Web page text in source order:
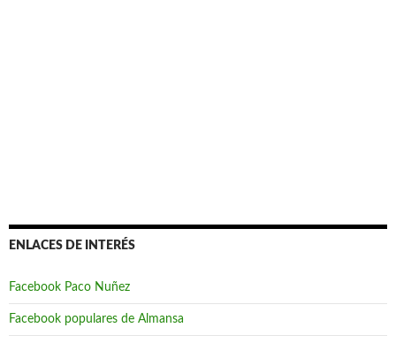
ENLACES DE INTERÉS
Facebook Paco Nuñez
Facebook populares de Almansa